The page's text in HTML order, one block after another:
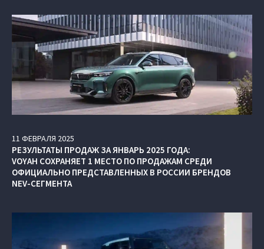
11 ФЕВРАЛЯ 2025
РЕЗУЛЬТАТЫ ПРОДАЖ ЗА ЯНВАРЬ 2025 ГОДА:
VOYAH СОХРАНЯЕТ 1 МЕСТО ПО ПРОДАЖАМ СРЕДИ
ОФИЦИАЛЬНО ПРЕДСТАВЛЕННЫХ В РОССИИ БРЕНДОВ
NEV-СЕГМЕНТА